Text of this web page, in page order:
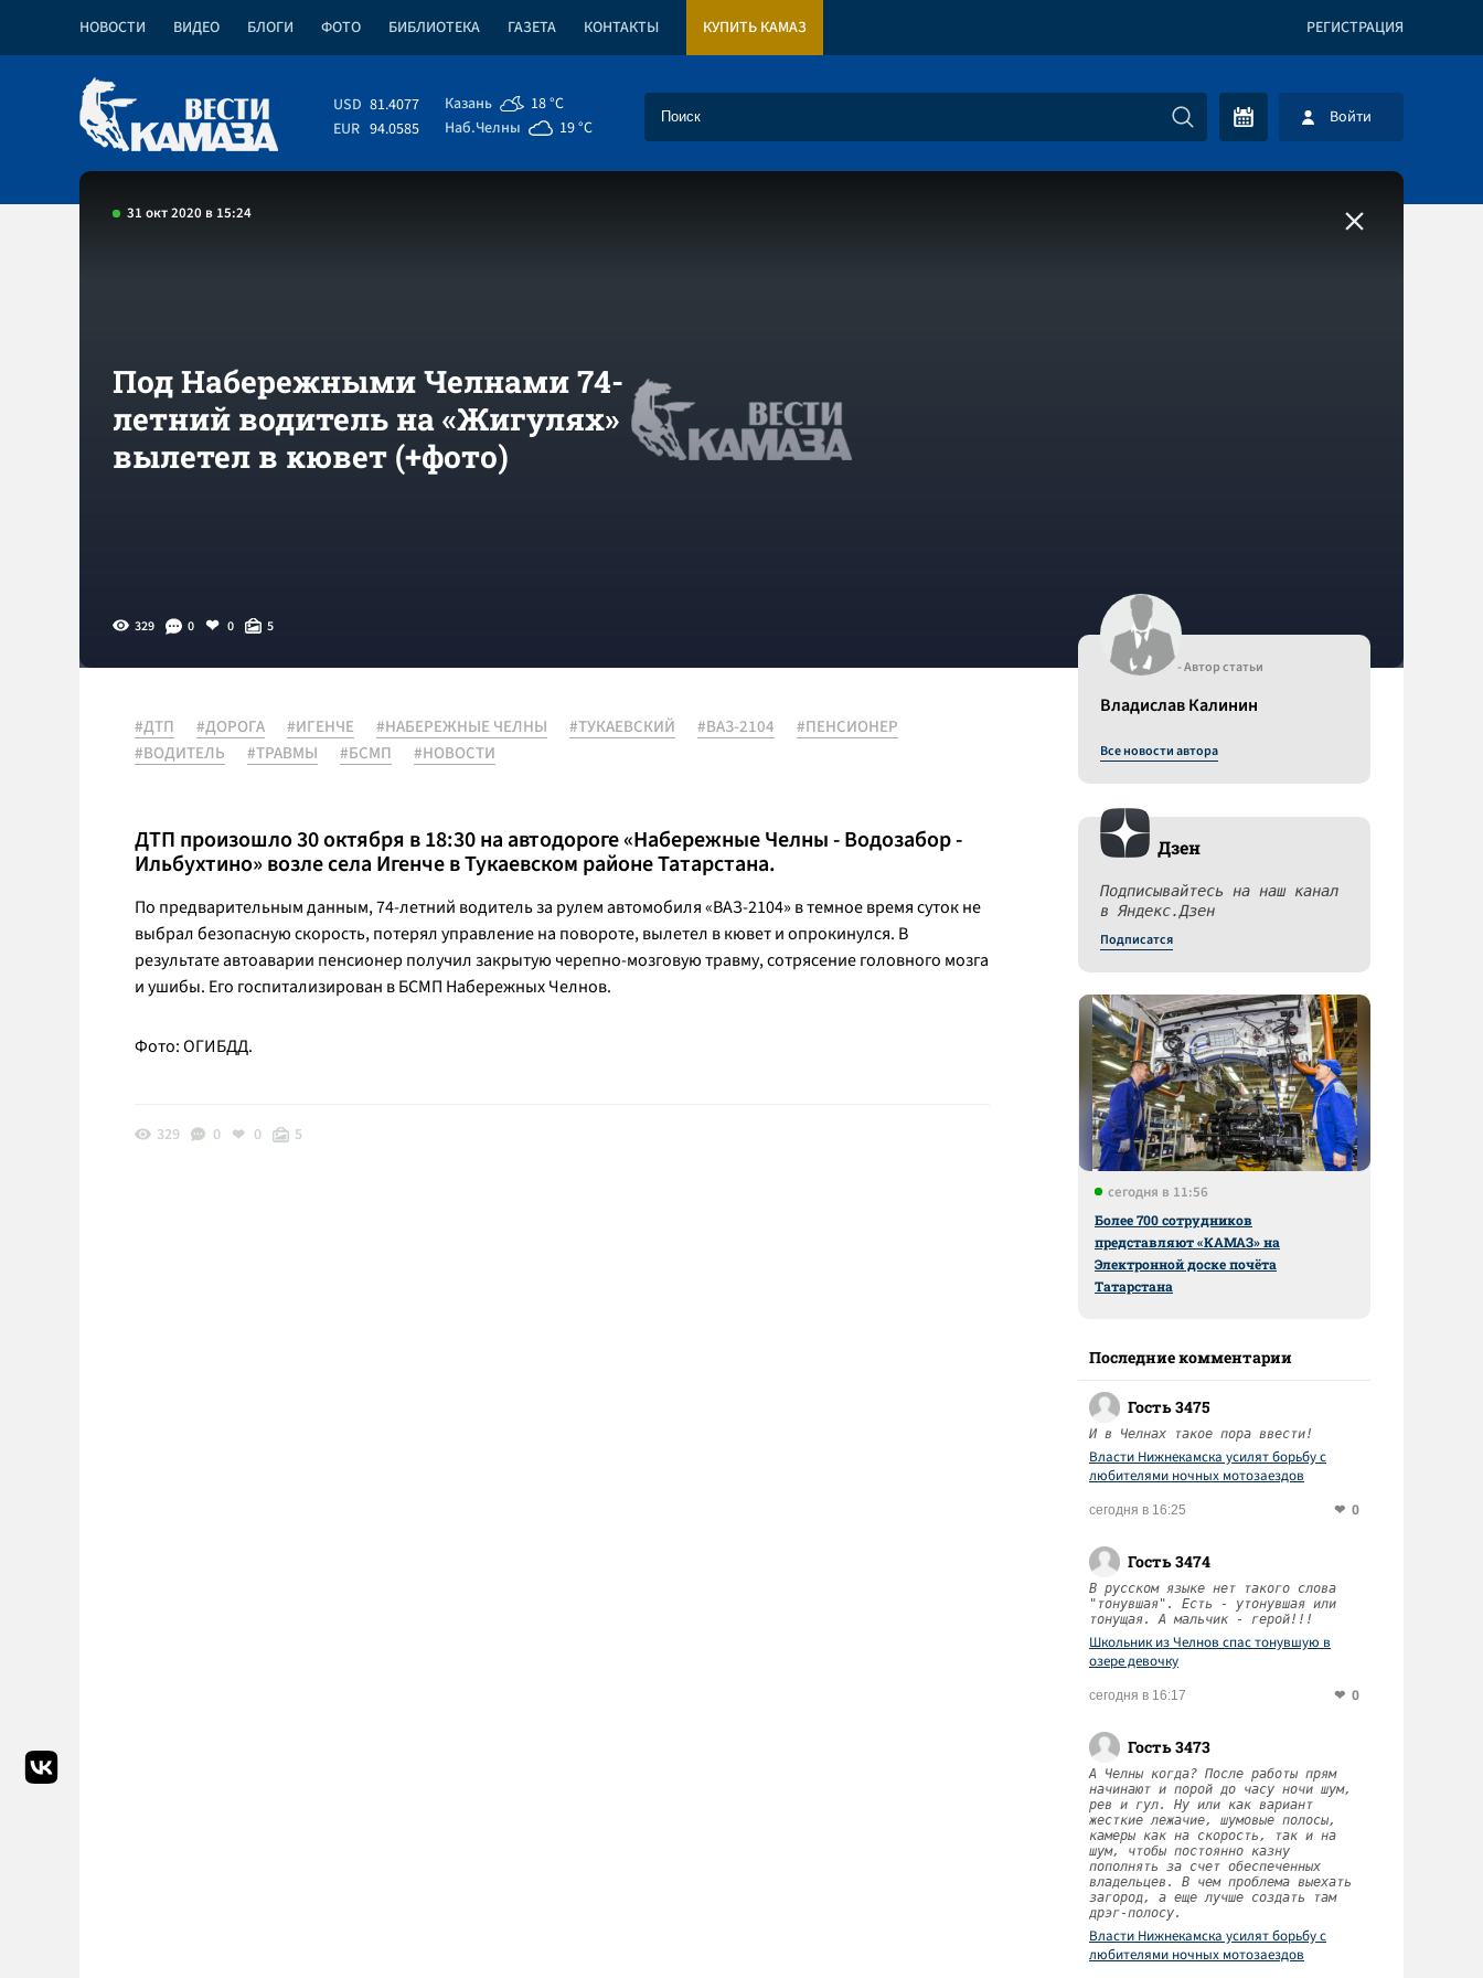
НОВОСТИ ВИДЕО БЛОГИ ФОТО БИБЛИОТЕКА ГАЗЕТА КОНТАКТЫ КУПИТЬ КАМАЗ РЕГИСТРАЦИЯ
USD 81.4077
EUR 94.0585
Казань
18 °C
Наб.Челны
19 °C Войти
31 окт 2020 в 15:24
Под Набережными Челнами 74-
летний водитель на «Жигулях»
вылетел в кювет (+фото)
329 0 0 5
#ДТП #ДОРОГА #ИГЕНЧЕ #НАБЕРЕЖНЫЕ ЧЕЛНЫ #ТУКАЕВСКИЙ #ВАЗ-2104
#ПЕНСИОНЕР
#ВОДИТЕЛЬ
#ТРАВМЫ #БСМП #НОВОСТИ
ДТП произошло 30 октября в 18:30 на автодороге «Набережные Челны - Водозабор -
Ильбухтино» возле села Игенче в Тукаевском районе Татарстана.
По предварительным данным, 74-летний водитель за рулем автомобиля «ВАЗ-2104» в темное время суток не
выбрал безопасную скорость, потерял управление на повороте, вылетел в кювет и опрокинулся. В
результате автоаварии пенсионер получил закрытую черепно-мозговую травму, сотрясение головного мозга
и ушибы. Его госпитализирован в БСМП Набережных Челнов.
Фото: ОГИБДД.
329 0 0 5
- Автор статьи
Владислав Калинин
Все новости автора
Дзен
Подписывайтесь на наш канал
в Яндекс.Дзен
Подписатся
сегодня в 11:56
Более 700 сотрудников
представляют «КАМАЗ» на
Электронной доске почёта
Татарстана
Последние комментарии
Гость 3475
И в Челнах такое пора ввести!
Власти Нижнекамска усилят борьбу с
любителями ночных мотозаездов
сегодня в 16:25 0
Гость 3474
В русском языке нет такого слова
"тонувшая". Есть - утонувшая или
тонущая. А мальчик - герой!!!
Школьник из Челнов спас тонувшую в
озере девочку
сегодня в 16:17 0
Гость 3473
А Челны когда? После работы прям
начинают и порой до часу ночи шум,
рев и гул. Ну или как вариант
жесткие лежачие, шумовые полосы,
камеры как на скорость, так и на
шум, чтобы постоянно казну
пополнять за счет обеспеченных
владельцев. В чем проблема выехать
загород, а еще лучше создать там
дрэг-полосу.
Власти Нижнекамска усилят борьбу с
любителями ночных мотозаездов